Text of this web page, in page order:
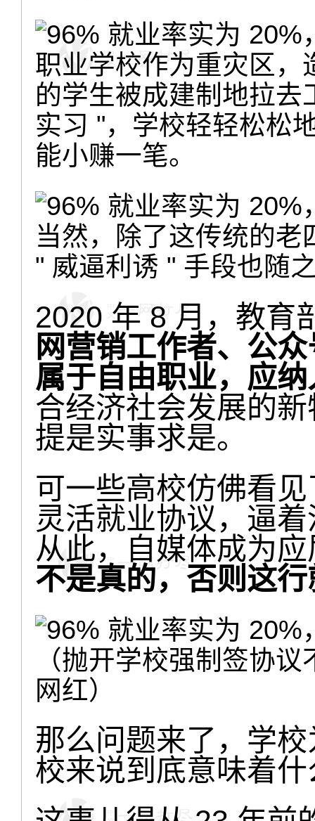
职业学校作为重灾区，
的学生被成建制地拉
实习 "，学校轻轻松松
能小赚一笔。
当然，除了这传统的
" 威逼利诱 " 手段也随
2020 年 8 月，教育
网营销工作者、公
属于自由职业，应
合经济社会发展的
提是实事求是。
可一些高校仿佛看
灵活就业协议，逼
从此，自媒体成为
不是真的，否则这
（抛开学校强制签协
网红）
那么问题来了，学
校来说到底意味着什